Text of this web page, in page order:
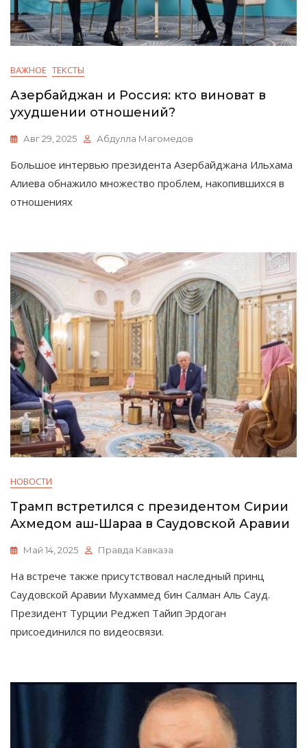
ВАЖНОЕ ТЕКСТЫ
Азербайджан и Россия: кто виноват в
ухудшении отношений?
Авг 29, 2025 Абдулла Магомедов
Большое интервью президента Азербайджана Ильхама
Алиева обнажило множество проблем, накопившихся в
отношениях
НОВОСТИ
Трамп встретился с президентом Сирии
Ахмедом аш-Шараа в Саудовской Аравии
Май 14, 2025 Правда Кавказа
На встрече также присутствовал наследный принц
Саудовской Аравии Мухаммед бин Салман Аль Сауд.
Президент Турции Реджеп Тайип Эрдоган
присоединился по видеосвязи.